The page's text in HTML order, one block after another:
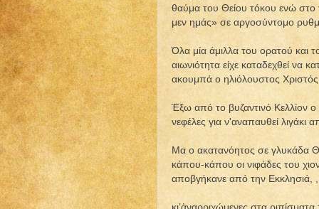
θαύμα του Θείου τόκου ενώ στο
μεν ημάς» σε αργοσύντομο
Όλα μία άμιλλα του ορατού και
αιωνιότητα είχε καταδεχθεί να
ακουμπά ο ηλιόλουστος Χριστός
Έξω από το βυζαντινό Κελλίον ο
νεφέλες για ν'αναπαυθεί λιγάκι
Μα ο ακατανόητος σε γλυκάδα
κάπου-κάπου οι νιφάδες του
αποβγήκανε από την Εκκλησιά, ,
κι’ἀναρριχώμενες στα